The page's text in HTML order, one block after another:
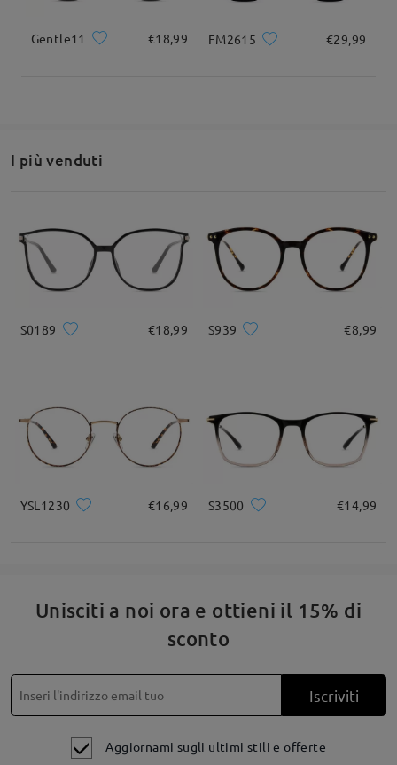
Scrivi una recensione
Gentle11 €18,99 FM2615 €29,99
I più venduti
S0189 €18,99 S939 €8,99
YSL1230 €16,99 S3500 €14,99
Unisciti a noi ora e ottieni il 15% di
sconto
Iscriviti
Aggiornami sugli ultimi stili e offerte